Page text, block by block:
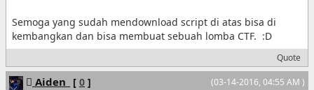
Semoga yang sudah mendownload script di atas bisa di
kembangkan dan bisa membuat sebuah lomba CTF. :D
Quote
(03-14-2016, 04:55 AM )
Aiden_ [ 0 ]